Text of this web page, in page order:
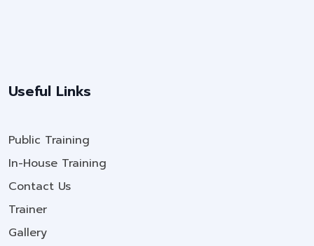
Useful Links
Public Training
In-House Training
Contact Us
Trainer
Gallery